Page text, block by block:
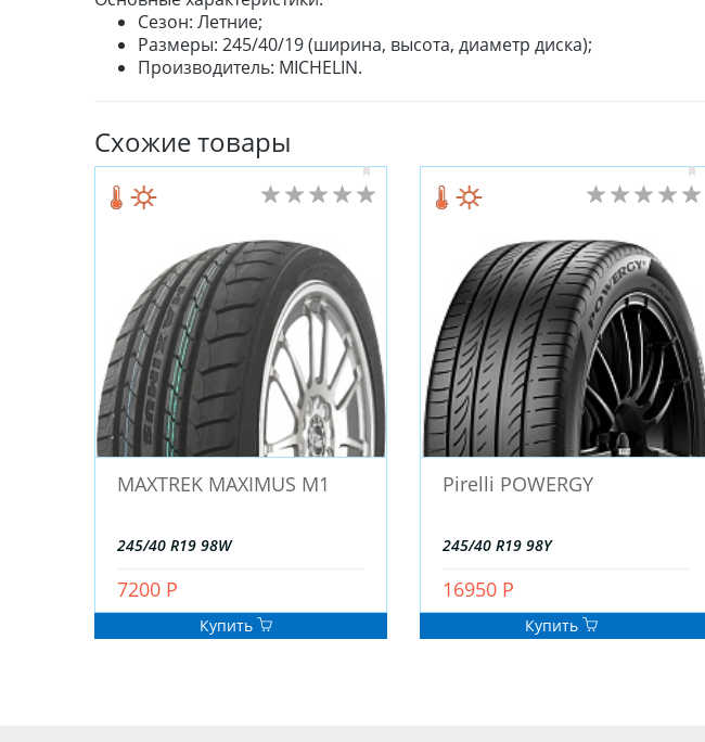
Сезон: Летние;
Размеры: 245/40/19 (ширина, высота, диаметр диска);
Производитель: MICHELIN.
Схожие товары
MAXTREK MAXIMUS M1
245/40 R19 98W
7200 Р
Купить
Pirelli POWERGY
245/40 R19 98Y
16950 Р
Купить